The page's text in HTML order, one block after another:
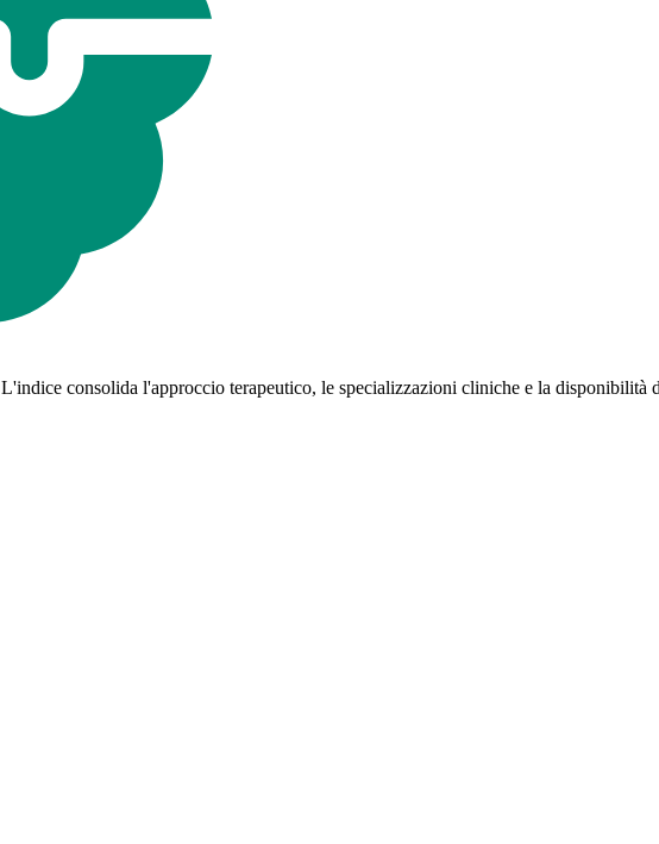
L'indice consolida l'approccio terapeutico, le specializzazioni cliniche e la disponibilità